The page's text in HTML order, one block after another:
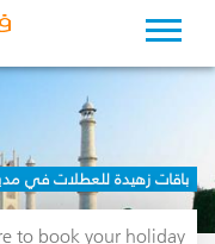
باقات زهيدة للعطلات في